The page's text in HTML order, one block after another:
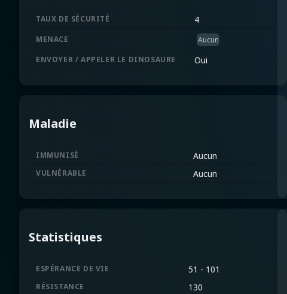
Statistiques
ESPÉRANCE DE VIE 51 - 101
RÉSISTANCE 130
TAUX DE SÉCURITÉ 4
MENACE
Aucun
ENVOYER / APPELER LE DINOSAURE
Oui
Maladie
IMMUNISÉ Aucun
VULNÉRABLE Aucun